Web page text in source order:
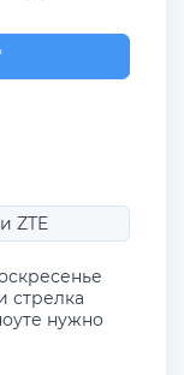
ZTE
стрелка
нужно